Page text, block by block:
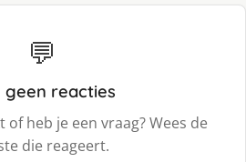
💬
geen reacties
of heb je een vraag? Wees de
die reageert.